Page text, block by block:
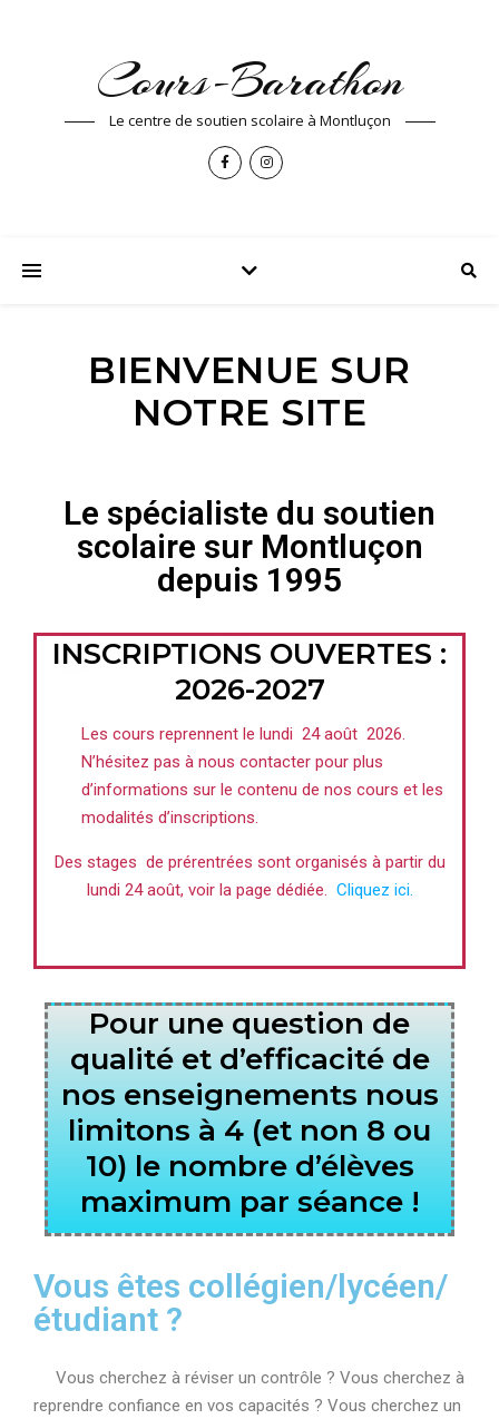
Cours-Barathon
Le centre de soutien scolaire à Montluçon
BIENVENUE SUR
NOTRE SITE
Le spécialiste du soutien
scolaire sur Montluçon
depuis 1995
INSCRIPTIONS OUVERTES :
2026-2027
Les cours reprennent le lundi 24 août 2026.
N’hésitez pas à nous contacter pour plus
d’informations sur le contenu de nos cours et les
modalités d’inscriptions.
Des stages de prérentrées sont organisés à partir du
lundi 24 août, voir la page dédiée. Cliquez ici.
Pour une question de
qualité et d’efficacité de
nos enseignements nous
limitons à 4 (et non 8 ou
10) le nombre d’élèves
maximum par séance !
Vous êtes collégien/lycéen/
étudiant ?
Vous cherchez à réviser un contrôle ? Vous cherchez à
reprendre confiance en vos capacités ? Vous cherchez un